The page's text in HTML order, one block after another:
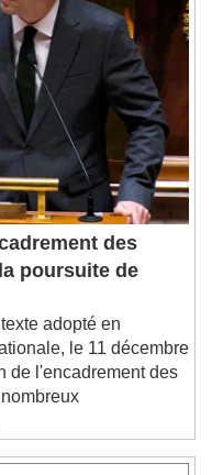
subtitles
will cancel
des
poursuite de
adopté en
le 11 décembre
l'encadrement des